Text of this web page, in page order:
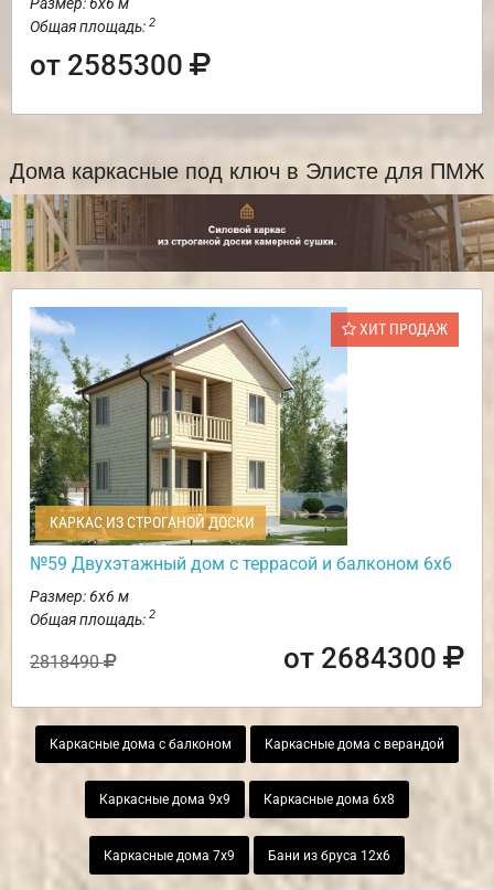
Общая площадь: 2
от 2585300
Дома каркасные под ключ в Элисте для ПМЖ
ХИТ ПРОДАЖ
КАРКАС ИЗ СТРОГАНОЙ ДОСКИ
№59 Двухэтажный дом с террасой и балконом 6х6
Размер: 6х6 м
Общая площадь: 2
2818490 от 2684300
Каркасные дома с балконом Каркасные дома с верандой
Каркасные дома 9х9 Каркасные дома 6х8
Каркасные дома 7х9 Бани из бруса 12х6